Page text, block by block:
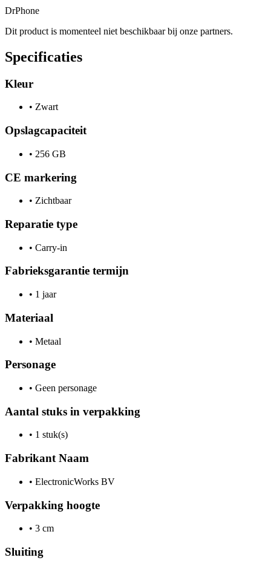
DrPhone
Dit product is momenteel niet beschikbaar bij onze partners.
Specificaties
Kleur
• Zwart
Opslagcapaciteit
• 256 GB
CE markering
• Zichtbaar
Reparatie type
• Carry-in
Fabrieksgarantie termijn
• 1 jaar
Materiaal
• Metaal
Personage
• Geen personage
Aantal stuks in verpakking
• 1 stuk(s)
Fabrikant Naam
• ElectronicWorks BV
Verpakking hoogte
• 3 cm
Sluiting